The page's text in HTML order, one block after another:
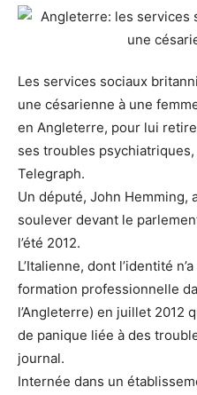
Les services sociaux
une césarienne à une
en Angleterre, pour lui
ses troubles
Telegraph.
Un député, John Hemming,
soulever devant le
l’été 2012.
L’Italienne, dont l’identité
formation professionnelle
l’Angleterre) en juillet 2012
de panique liée à des
journal.
Internée dans un